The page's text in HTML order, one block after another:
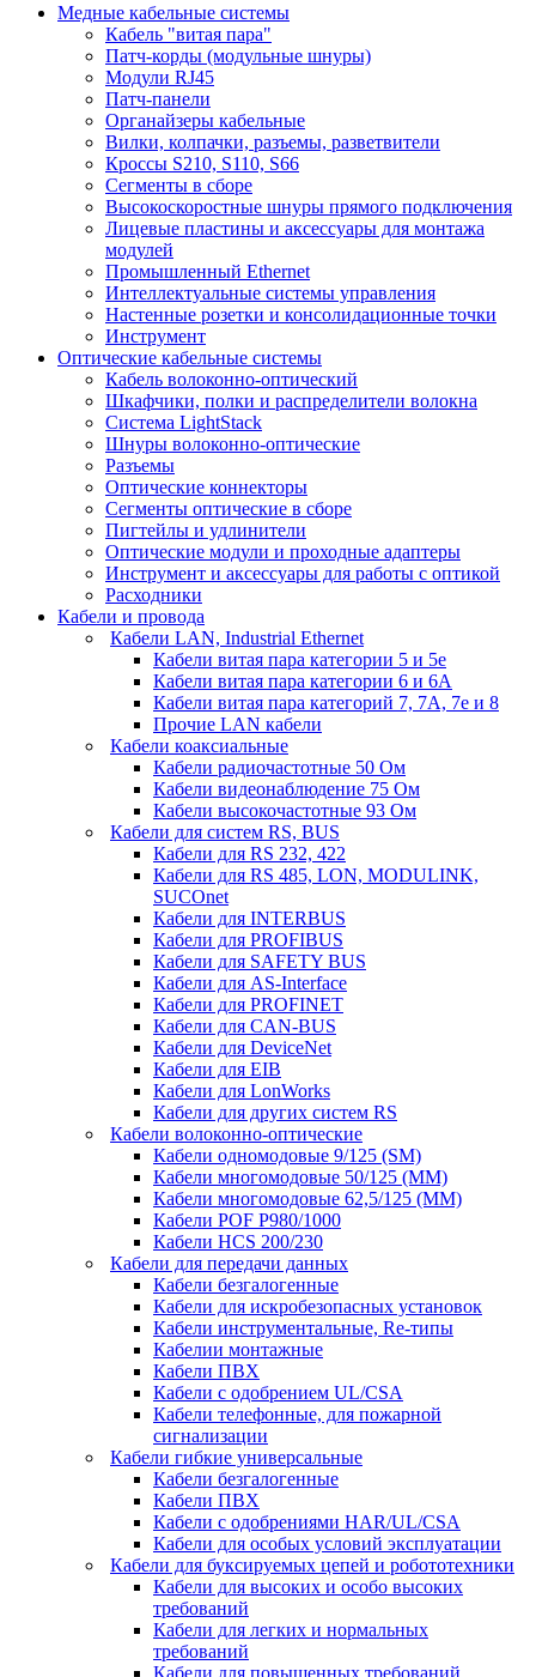
Медные кабельные системы
Кабель "витая пара"
Патч-корды (модульные шнуры)
Модули RJ45
Патч-панели
Органайзеры кабельные
Вилки, колпачки, разъемы, разветвители
Кроссы S210, S110, S66
Сегменты в сборе
Высокоскоростные шнуры прямого подключения
Лицевые пластины и аксессуары для монтажа
модулей
Промышленный Ethernet
Интеллектуальные системы управления
Настенные розетки и консолидационные точки
Инструмент
Оптические кабельные системы
Кабель волоконно-оптический
Шкафчики, полки и распределители волокна
Система LightStack
Шнуры волоконно-оптические
Разъемы
Оптические коннекторы
Сегменты оптические в сборе
Пигтейлы и удлинители
Оптические модули и проходные адаптеры
Инструмент и аксессуары для работы с оптикой
Расходники
Кабели и провода
Кабели LAN, Industrial Ethernet
Кабели витая пара категории 5 и 5е
Кабели витая пара категории 6 и 6A
Кабели витая пара категорий 7, 7А, 7е и 8
Прочие LAN кабели
Кабели коаксиальные
Кабели радиочастотные 50 Ом
Кабели видеонаблюдение 75 Ом
Кабели высокочастотные 93 Ом
Кабели для систем RS, BUS
Кабели для RS 232, 422
Кабели для RS 485, LON, MODULINK,
SUCOnet
Кабели для INTERBUS
Кабели для PROFIBUS
Кабели для SAFETY BUS
Кабели для AS-Interface
Кабели для PROFINET
Кабели для CAN-BUS
Кабели для DeviceNet
Кабели для EIB
Кабели для LonWorks
Кабели для других систем RS
Кабели волоконно-оптические
Кабели одномодовые 9/125 (SM)
Кабели многомодовые 50/125 (ММ)
Кабели многомодовые 62,5/125 (ММ)
Кабели POF P980/1000
Кабели HCS 200/230
Кабели для передачи данных
Кабели безгалогенные
Кабели для искробезопасных установок
Кабели инструментальные, Re-типы
Кабелии монтажные
Кабели ПВХ
Кабели с одобрением UL/CSA
Кабели телефонные, для пожарной
сигнализации
Кабели гибкие универсальные
Кабели безгалогенные
Кабели ПВХ
Кабели с одобрениями HAR/UL/CSA
Кабели для особых условий эксплуатации
Кабели для буксируемых цепей и робототехники
Кабели для высоких и особо высоких
требований
Кабели для легких и нормальных
требований
Кабели для повышенных требований